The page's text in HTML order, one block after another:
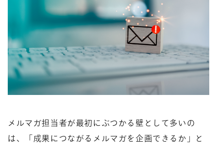
メルマガ担当者が最初にぶつかる壁として多いの
は、「成果につながるメルマガを企画できるか」と